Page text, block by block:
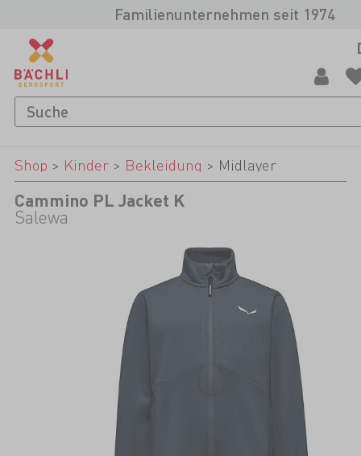
Familienunternehmen seit 1974
Shop > Kinder> Bekleidung > Midlayer
Cammino PL Jacket K
Salewa